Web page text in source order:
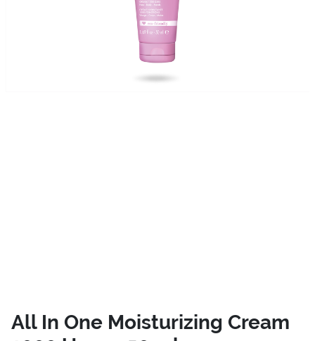
All In One Moisturizing Cream